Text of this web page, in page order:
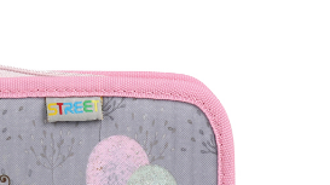
Výpredaj BTS